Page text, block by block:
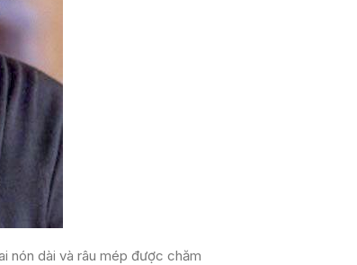
nón dài và râu mép được chăm